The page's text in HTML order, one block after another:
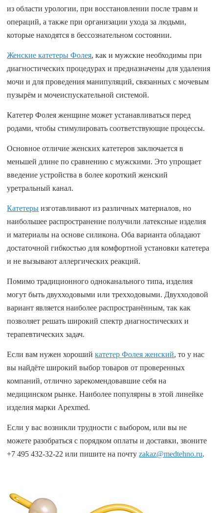
из области урологии, при восстановлении после травм и
операций, а также при организации ухода за людьми,
которые находятся в бессознательном состоянии.
Женские катетеры Фолея, как и мужские необходимы при
диагностических процедурах и предназначены для удаления
мочи и для проведения манипуляций, связанных с мочевым
пузырём и мочеиспускательной системой.
Катетер Фолея женщине может устанавливаться перед
родами, чтобы стимулировать соответствующие процессы.
Основное отличие женских катетеров заключается в
меньшей длине по сравнению с мужскими. Это упрощает
введение устройства в более короткий женский
уретральный канал.
Катетеры изготавливают из различных материалов, но
наибольшее распространение получили латексные изделия
и материалы на основе силикона. Оба варианта обладают
достаточной гибкостью для комфортной установки катетера
и не вызывают аллергических реакций.
Помимо традиционного одноканального типа, изделия
могут быть двухходовыми или трехходовыми. Двухходовой
вариант является наиболее распространённым, так как
позволяет решать широкий спектр диагностических и
терапевтических задач.
Если вам нужен хорошийкатетер Фолея женский, то у нас
вы найдёте широкий выбор товаров от проверенных
компаний, отлично зарекомендовавшие себя на
медицинском рынке. Наиболее популярны в этой линейке
изделия марки Apexmed.
Если у вас возникли трудности с выбором, или вы не
можете разобраться с порядком оплаты и доставки, звоните
+7 495 432-32-22 или пишите на почтуzakaz@medtehno.ru.